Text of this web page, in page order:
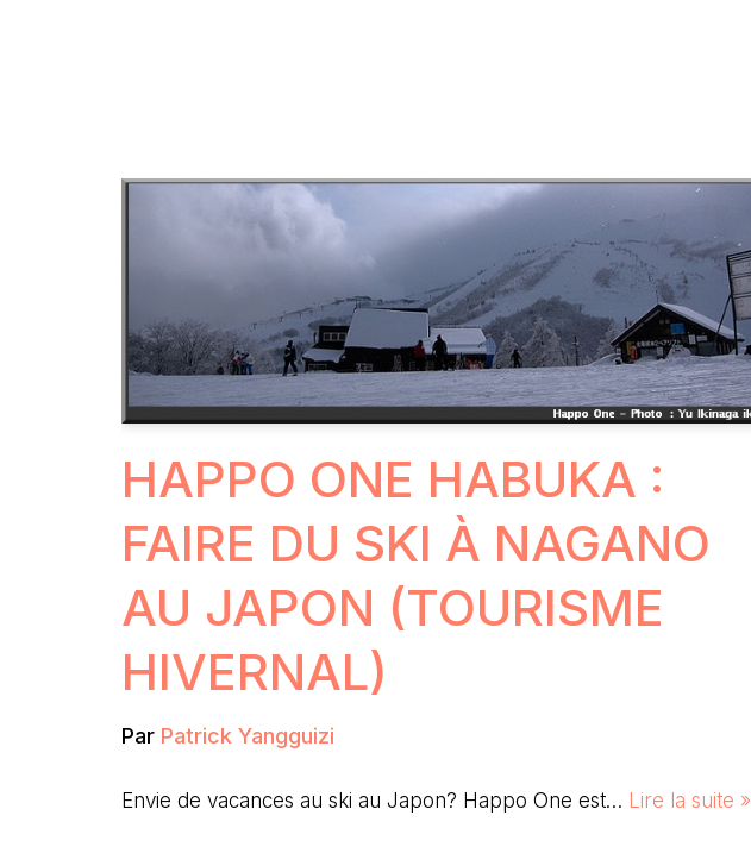
HAPPO ONE HABUKA :
FAIRE DU SKI À NAGANO
AU JAPON (TOURISME
HIVERNAL)
Par Patrick Yangguizi
Envie de vacances au ski au Japon? Happo One est… Lire la suite »